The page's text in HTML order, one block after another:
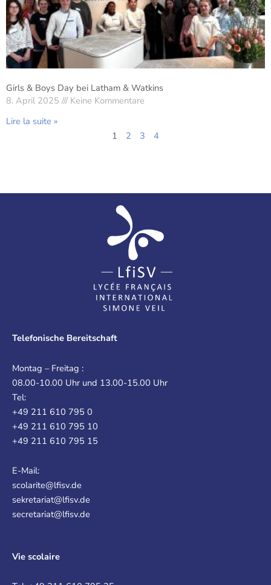
Girls & Boys Day bei Latham & Watkins
8. April 2025
Keine Kommentare
Lire la suite »
1
2 3 4
Telefonische Bereitschaft
Montag – Freitag :
08.00-10.00 Uhr und 13.00-15.00 Uhr
Tel:
+49 211 610 795 0
+49 211 610 795 10
+49 211 610 795 15
E-Mail:
scolarite@lfisv.de
sekretariat@lfisv.de
secretariat@lfisv.de
Vie scolaire